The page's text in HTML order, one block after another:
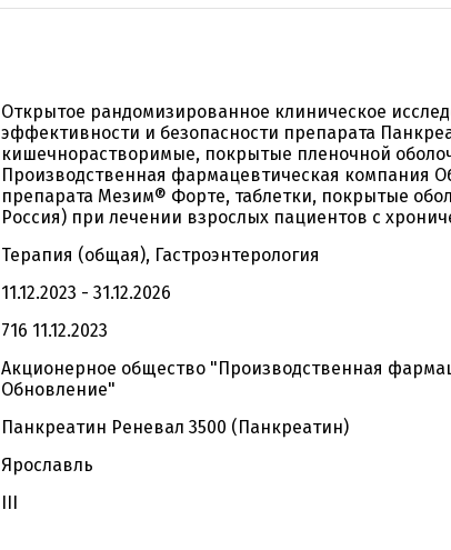
Открытое рандомизированное клиническое
эффективности и безопасности препарата
кишечнорастворимые, покрытые пленочной
Производственная фармацевтическая компания
препарата Мезим® Форте, таблетки, покрытые
Россия) при лечении взрослых пациентов с
Терапия (общая), Гастроэнтерология
11.12.2023 - 31.12.2026
716 11.12.2023
Акционерное общество "Производственная
Обновление"
Панкреатин Реневал 3500 (Панкреатин)
Ярославль
III